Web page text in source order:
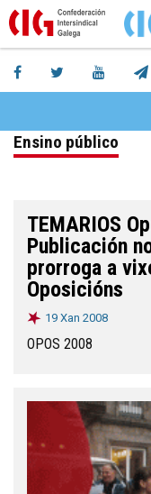
Ensino público
TEMARIOS
Publicación
prorroga a
Oposicións
19 Xan 2008
OPOS 2008